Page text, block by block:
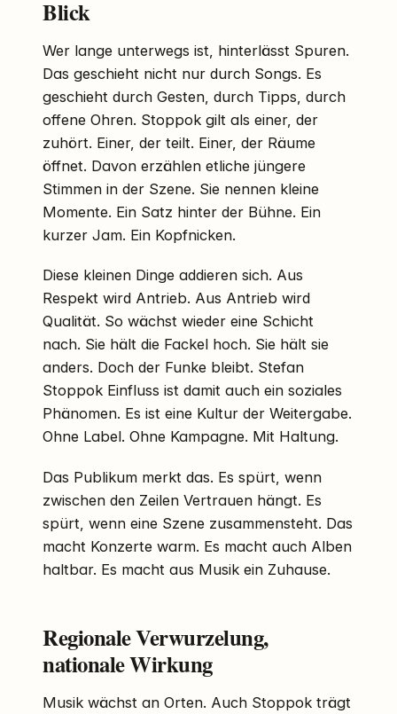
Blick
Wer lange unterwegs ist, hinterlässt Spuren.
Das geschieht nicht nur durch Songs. Es
geschieht durch Gesten, durch Tipps, durch
offene Ohren. Stoppok gilt als einer, der
zuhört. Einer, der teilt. Einer, der Räume
öffnet. Davon erzählen etliche jüngere
Stimmen in der Szene. Sie nennen kleine
Momente. Ein Satz hinter der Bühne. Ein
kurzer Jam. Ein Kopfnicken.
Diese kleinen Dinge addieren sich. Aus
Respekt wird Antrieb. Aus Antrieb wird
Qualität. So wächst wieder eine Schicht
nach. Sie hält die Fackel hoch. Sie hält sie
anders. Doch der Funke bleibt. Stefan
Stoppok Einfluss ist damit auch ein soziales
Phänomen. Es ist eine Kultur der Weitergabe.
Ohne Label. Ohne Kampagne. Mit Haltung.
Das Publikum merkt das. Es spürt, wenn
zwischen den Zeilen Vertrauen hängt. Es
spürt, wenn eine Szene zusammensteht. Das
macht Konzerte warm. Es macht auch Alben
haltbar. Es macht aus Musik ein Zuhause.
Regionale Verwurzelung,
nationale Wirkung
Musik wächst an Orten. Auch Stoppok trägt